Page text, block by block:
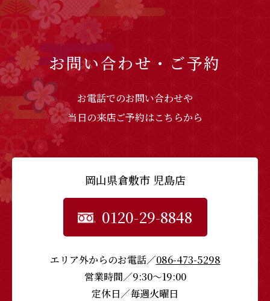
お問い合わせ・ご予約
お電話でのお問い合わせや
当日の来店ご予約はこちらから
岡山県倉敷市 児島店
0120-29-8848
エリア外からのお電話／086-473-5298
営業時間／9:30〜19:00
定休日／毎週火曜日